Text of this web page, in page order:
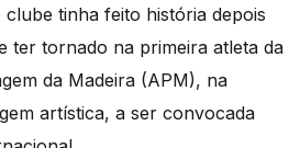
tinha feito história depois
ter tornado na primeira atleta da
da Madeira (APM), na
artística, a ser convocada